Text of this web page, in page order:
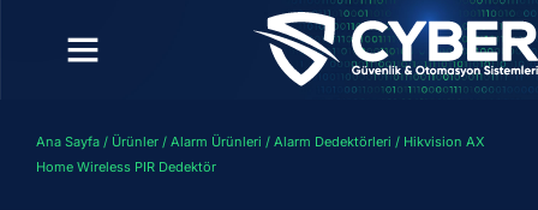
Ana Sayfa / Ürünler / Alarm Ürünleri / Alarm Dedektörleri / Hikvision AX
Home Wireless PIR Dedektör